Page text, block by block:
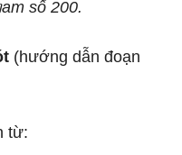
số 200.
(hướng dẫn đoạn
từ: